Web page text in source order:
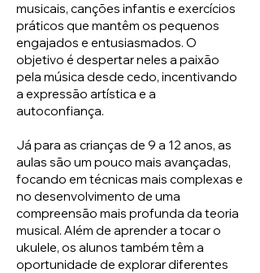
musicais, canções infantis e exercícios
práticos que mantêm os pequenos
engajados e entusiasmados. O
objetivo é despertar neles a paixão
pela música desde cedo, incentivando
a expressão artística e a
autoconfiança.
Já para as crianças de 9 a 12 anos, as
aulas são um pouco mais avançadas,
focando em técnicas mais complexas e
no desenvolvimento de uma
compreensão mais profunda da teoria
musical. Além de aprender a tocar o
ukulele, os alunos também têm a
oportunidade de explorar diferentes